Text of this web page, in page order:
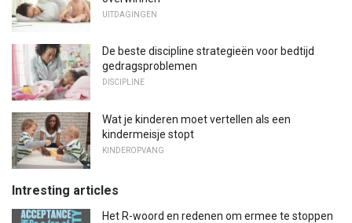
UITDAGINGEN
De beste discipline strategieën voor bedtijd
gedragsproblemen
DISCIPLINE
Wat je kinderen moet vertellen als een
kindermeisje stopt
KINDEROPVANG
Intresting articles
Het R-woord en redenen om ermee te stoppen